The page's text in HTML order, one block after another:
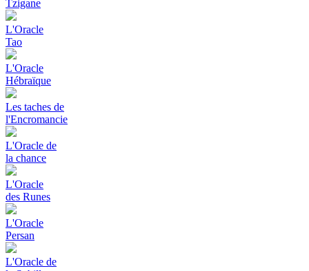
Tzigane
L'Oracle
Tao
L'Oracle
Hébraïque
Les taches de
l'Encromancie
L'Oracle de
la chance
L'Oracle
des Runes
L'Oracle
Persan
L'Oracle de